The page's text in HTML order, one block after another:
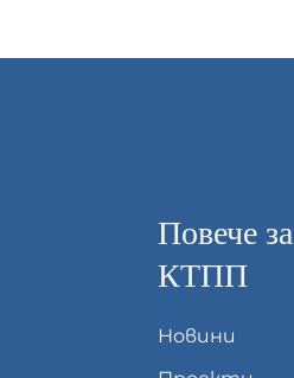
Повече за
КТПП
Новини